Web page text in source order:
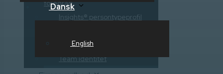
Dansk
English
foredrag
Insights® persontypeprofil
kursus / foredrag
Team identitet